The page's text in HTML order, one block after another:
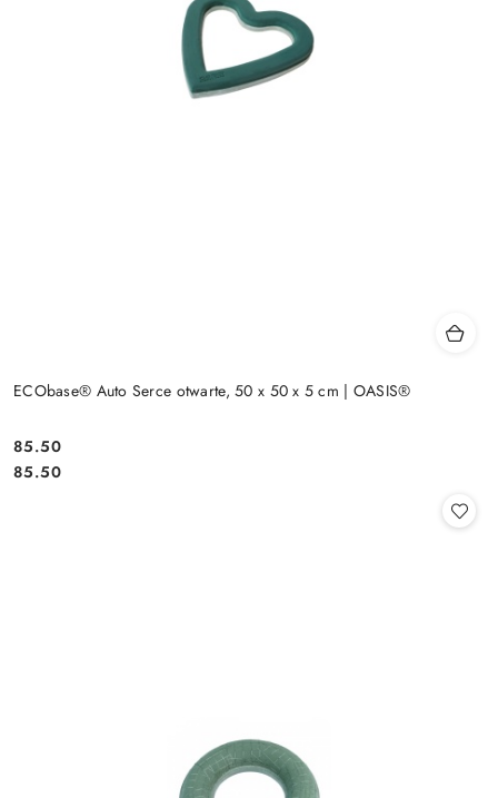
ECObase® Auto Serce otwarte, 50 x 50 x 5 cm | OASIS®
Cena:
85.50
Cena:
85.50